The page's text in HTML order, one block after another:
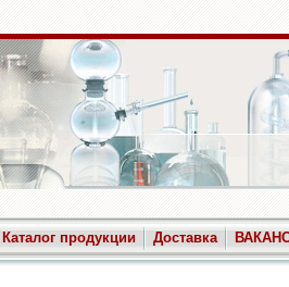
Каталог продукции Доставка